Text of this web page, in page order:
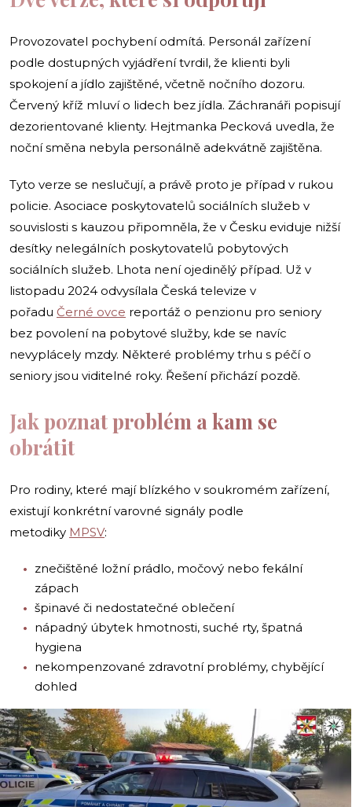
Provozovatel pochybení odmítá. Personál zařízení
podle dostupných vyjádření tvrdil, že klienti byli
spokojení a jídlo zajištěné, včetně nočního dozoru.
Červený kříž mluví o lidech bez jídla. Záchranáři popisují
dezorientované klienty. Hejtmanka Pecková uvedla, že
noční směna nebyla personálně adekvátně zajištěna.
Tyto verze se neslučují, a právě proto je případ v rukou
policie. Asociace poskytovatelů sociálních služeb v
souvislosti s kauzou připomněla, že v Česku eviduje nižší
desítky nelegálních poskytovatelů pobytových
sociálních služeb. Lhota není ojedinělý případ. Už v
listopadu 2024 odvysílala Česká televize v
pořadu Černé ovce reportáž o penzionu pro seniory
bez povolení na pobytové služby, kde se navíc
nevyplácely mzdy. Některé problémy trhu s péčí o
seniory jsou viditelné roky. Řešení přichází pozdě.
Jak poznat problém a kam se
obrátit
Pro rodiny, které mají blízkého v soukromém zařízení,
existují konkrétní varovné signály podle
metodiky MPSV:
znečištěné ložní prádlo, močový nebo fekální
zápach
špinavé či nedostatečné oblečení
nápadný úbytek hmotnosti, suché rty, špatná
hygiena
nekompenzované zdravotní problémy, chybějící
dohled